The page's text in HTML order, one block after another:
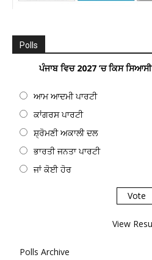
Polls
ਪੰਜਾਬ ਵਿਚ 2027 ’ਚ ਕਿਸ
ਆਮ ਆਦਮੀ ਪਾਰਟੀ
ਕਾਂਗਰਸ ਪਾਰਟੀ
ਸ਼੍ਰੋਮਣੀ ਅਕਾਲੀ ਦਲ
ਭਾਰਤੀ ਜਨਤਾ ਪਾਰਟੀ
ਜਾਂ ਕੋਈ ਹੋਰ
View
Polls Archive